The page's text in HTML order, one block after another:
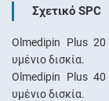
Σχετικό SPC
Olmedipin Plus
υμένιο δισκία.
Olmedipin Plus
υμένιο δισκία.